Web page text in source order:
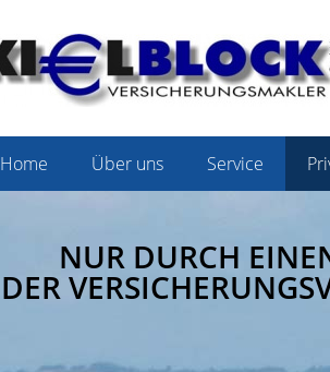
NUR DURCH
DER
Home Über uns Service